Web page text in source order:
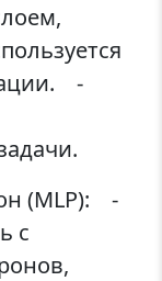
-
(MLP): -
с